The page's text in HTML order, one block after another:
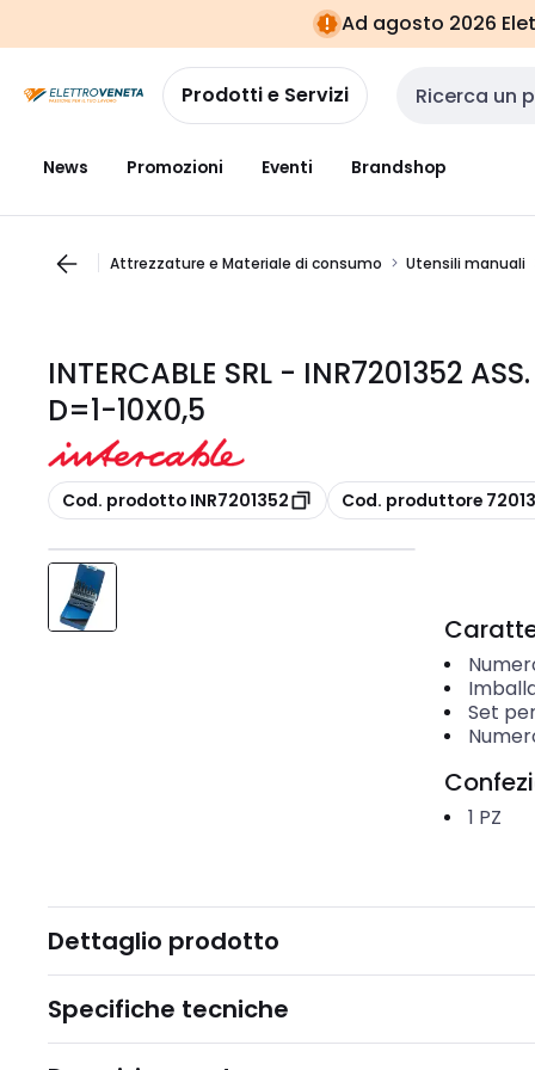
navigazionealla
pagina
Ad agosto 2026
Prodotti e Servizi Cerca input
News Promozioni Eventi Brandshop
Attrezzature e Materiale di consumo Utensili manuali
INTERCABLE SRL - INR7201352
D=1-10X0,5
copia
Cod. prodotto INR7201352 copia
Cod. produttore
Set
1 PZ
Dettaglio prodotto
Specifiche tecniche